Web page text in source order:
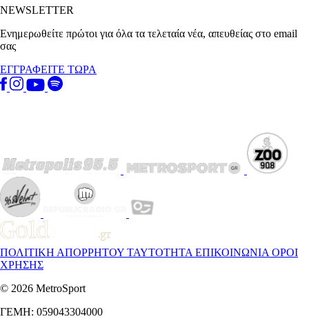
NEWSLETTER
Ενημερωθείτε πρώτοι για όλα τα τελεταία νέα, απευθείας στο email
σας
ΕΓΓΡΑΦΕΙΤΕ ΤΩΡΑ
ΠΟΛΙΤΙΚΗ ΑΠΟΡΡΗΤΟΥ ΤΑΥΤΟΤΗΤΑΕΠΙΚΟΙΝΩΝΙΑΟΡΟΙ
ΧΡΗΣΗΣ
© 2026 MetroSport
ΓΕΜΗ: 059043304000